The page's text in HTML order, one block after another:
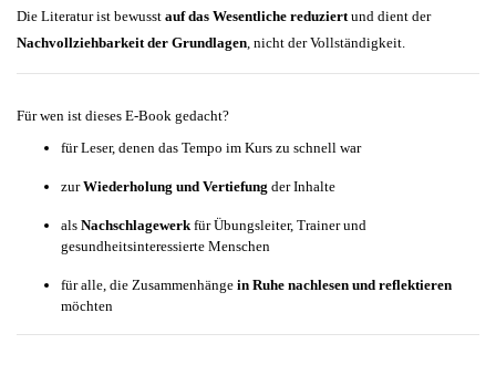
Die Literatur ist bewusst auf das Wesentliche reduziertund dient der
Nachvollziehbarkeit der Grundlagen, nicht der Vollständigkeit.
Für wen ist dieses E-Book gedacht?
für Leser, denen das Tempo im Kurs zu schnell war
zurWiederholung und Vertiefung der Inhalte
als Nachschlagewerkfür Übungsleiter, Trainer und
gesundheitsinteressierte Menschen
für alle, die Zusammenhänge in Ruhe nachlesen und reflektieren
möchten